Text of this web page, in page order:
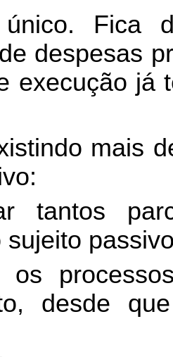
único. Fica
despesas
execução já
mais
tantos
sujeito
desde